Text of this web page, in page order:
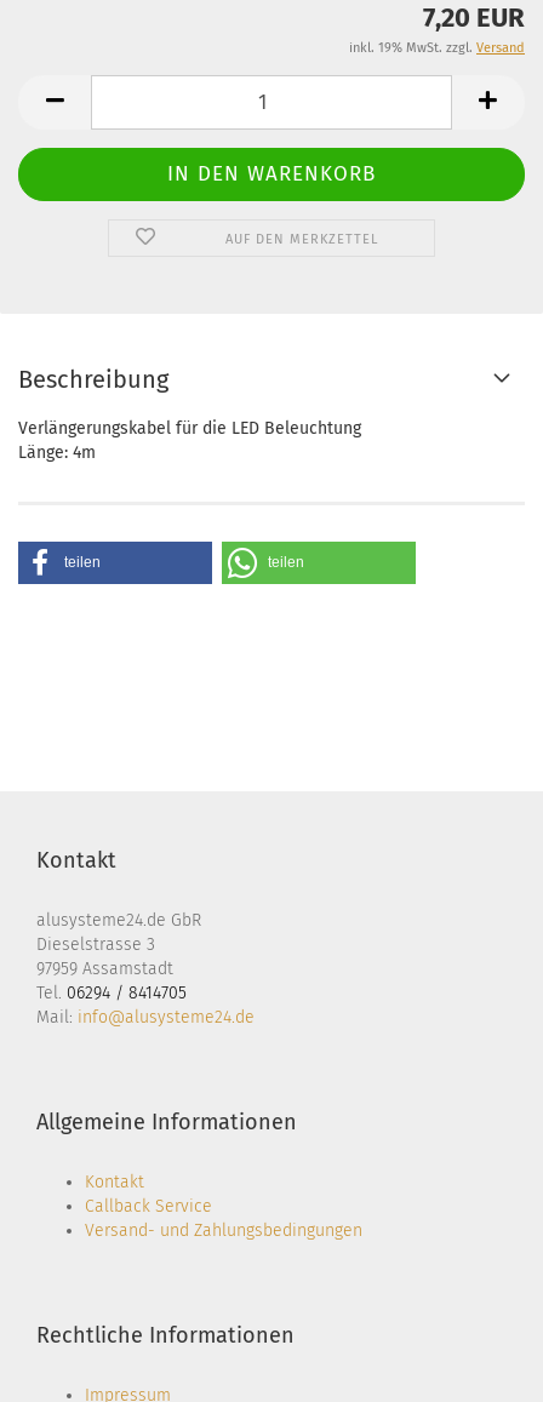
7,20 EUR
inkl. 19% MwSt. zzgl. Versand
AUF DEN MERKZETTEL
Beschreibung
Verlängerungskabel für die LED Beleuchtung
Länge: 4m
teilen teilen
Kontakt
alusysteme24.de GbR
Dieselstrasse 3
97959 Assamstadt
Tel. 06294 / 8414705
Mail: info@alusysteme24.de
Allgemeine Informationen
Kontakt
Callback Service
Versand- und Zahlungsbedingungen
Rechtliche Informationen
Impressum